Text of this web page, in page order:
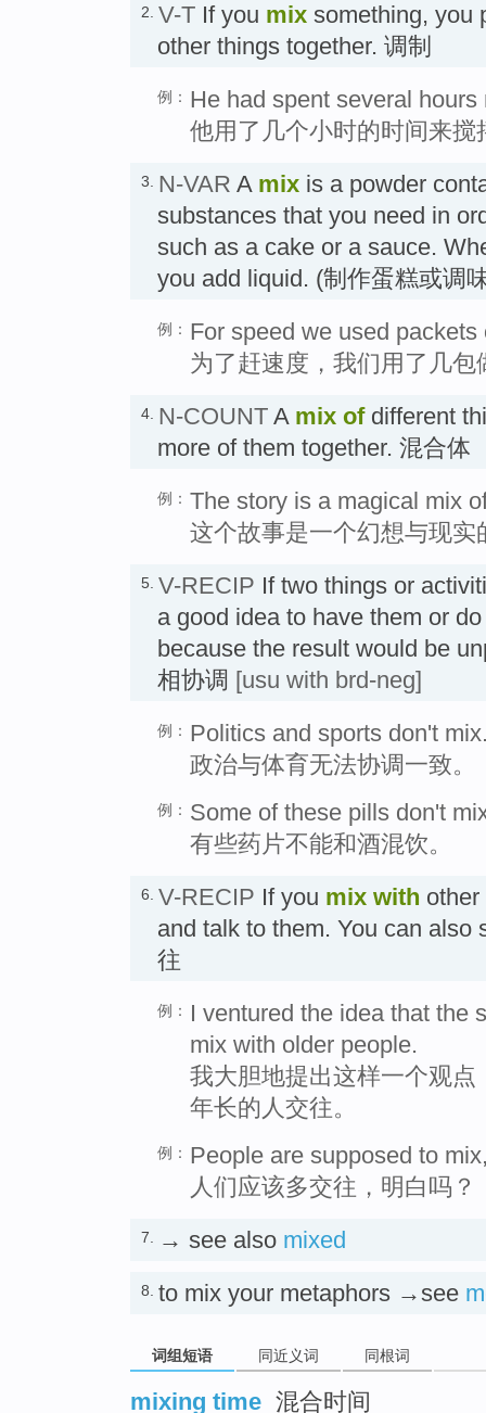
2. V-T If you mix something, you
other things together. 调制
例： He had spent several
他用了几个小时的时间来搅
3. N-VAR A mix is a powder
substances that you need in
such as a cake or a sauce.
you add liquid. (制作蛋糕或调
例： For speed we used
为了赶速度，我们用了几
4. N-COUNT A mix ofdifferent
more of them together. 混合体
例： The story is a magical mix
这个故事是一个幻想与现实
5. V-RECIP If two things or
a good idea to have them or
because the result would be
相协调 [usu with brd-neg]
例： Politics and sports don't
政治与体育无法协调一致。
例： Some of these pills don't
有些药片不能和酒混饮。
6. V-RECIP If you mix with
and talk to them. You can also
往
例：
I ventured the idea that the
mix with older people.
我大胆地提出这样一个观
年长的人交往。
例： People are supposed to
人们应该多交往，明白吗？
7. → see also mixed
8. to mix your metaphors →see
词组短语 同近义词 同根词
mixing time 混合时间